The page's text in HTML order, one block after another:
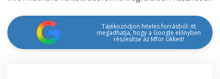
Tájékozódjon hiteles forrásból: itt
megadhatja, hogy a Google előnyben
részesítse az Mfor cikkeit!